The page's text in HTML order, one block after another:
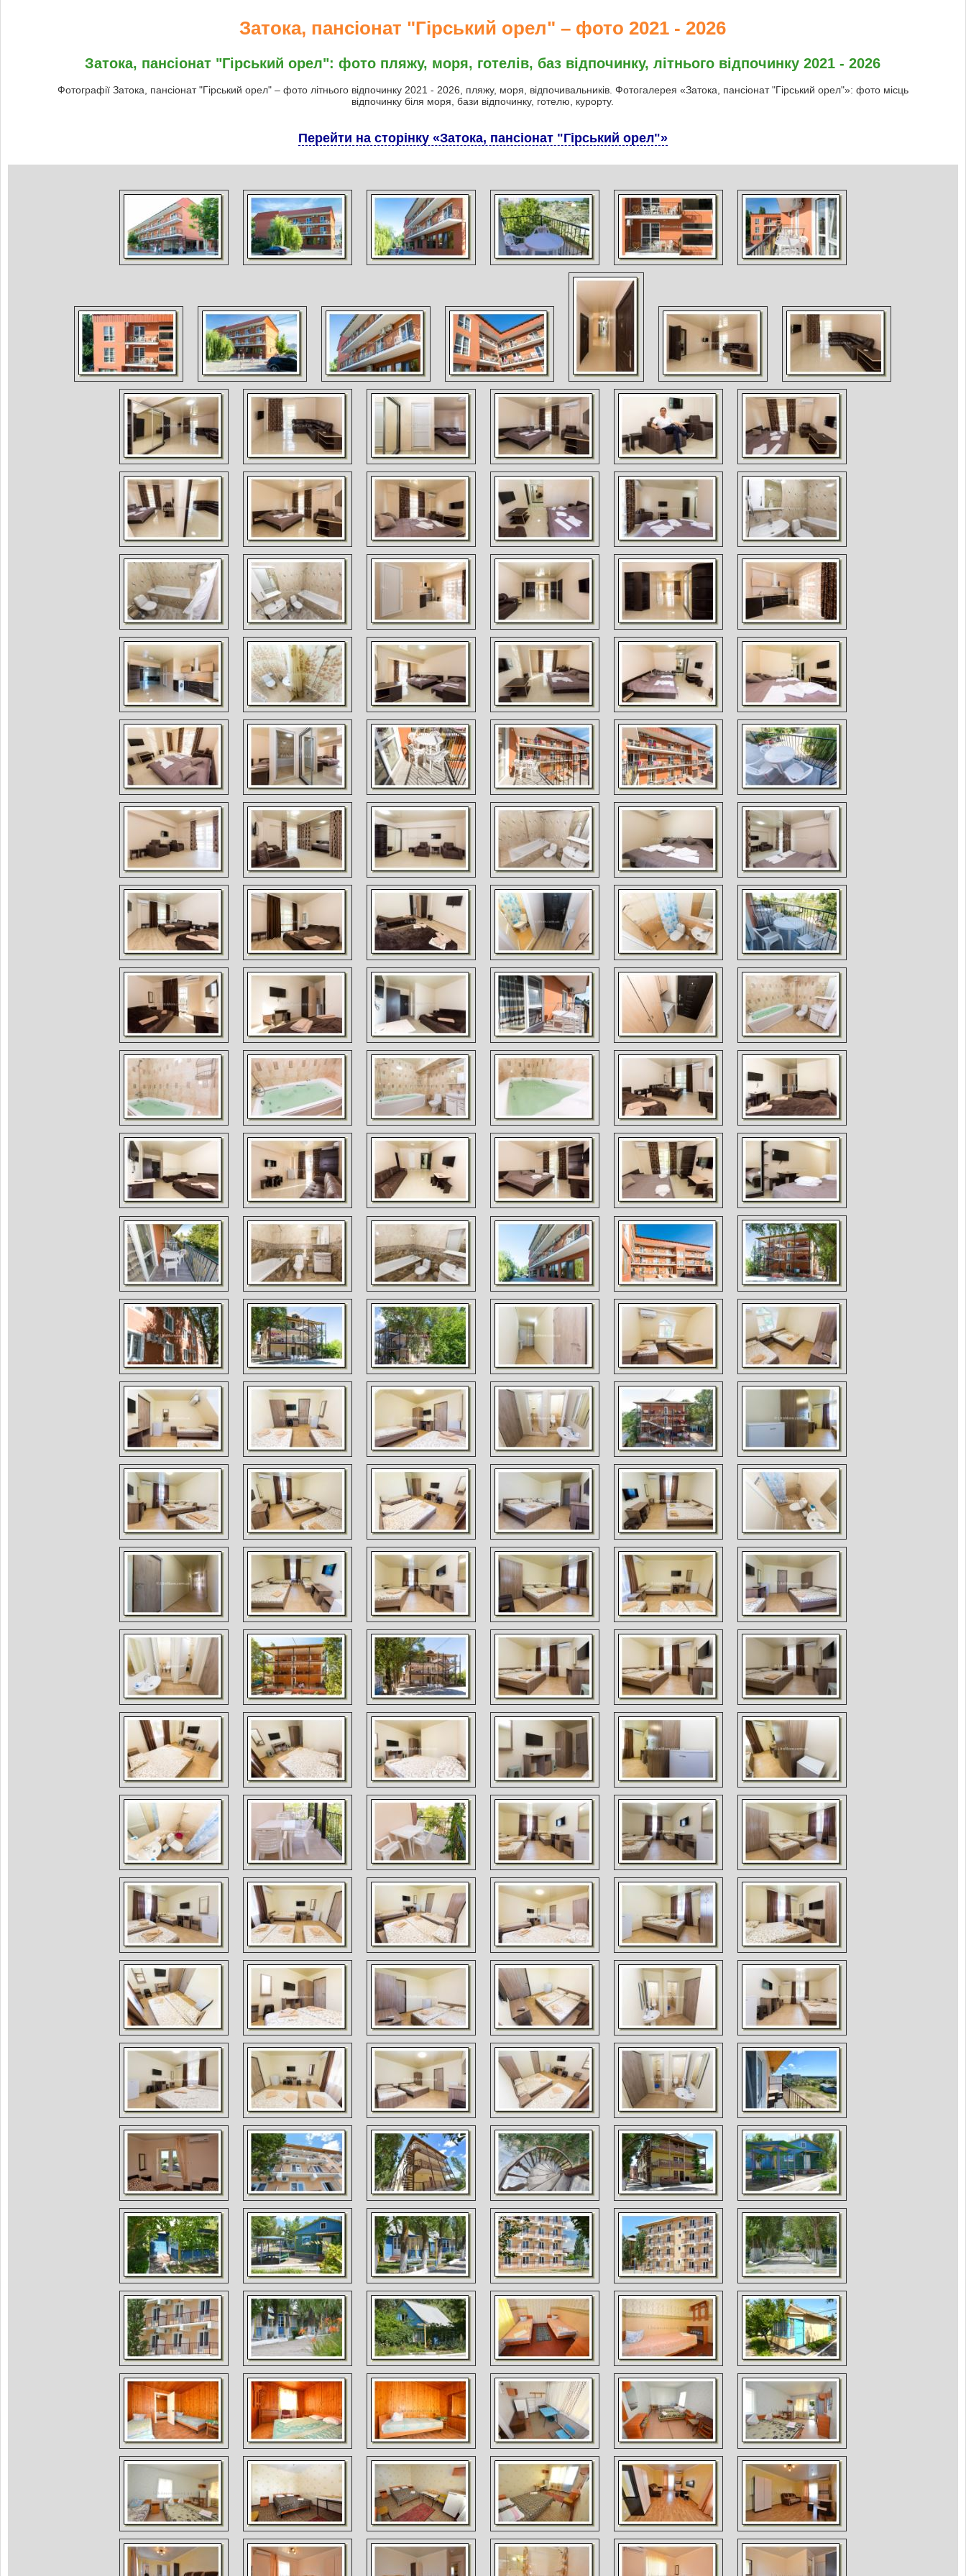
Затока, пансіонат "Гірський орел" – фото 2021 - 2026
Затока, пансіонат "Гірський орел": фото пляжу, моря, готелів, баз відпочинку, літнього відпочинку 2021 - 2026
Фотографії Затока, пансіонат "Гірський орел" – фото літнього відпочинку 2021 - 2026, пляжу, моря, відпочивальників. Фотогалерея «Затока, пансіонат "Гірський орел"»: фото місць
відпочинку біля моря, бази відпочинку, готелю, курорту.
Перейти на сторінку «Затока, пансіонат "Гірський орел"»